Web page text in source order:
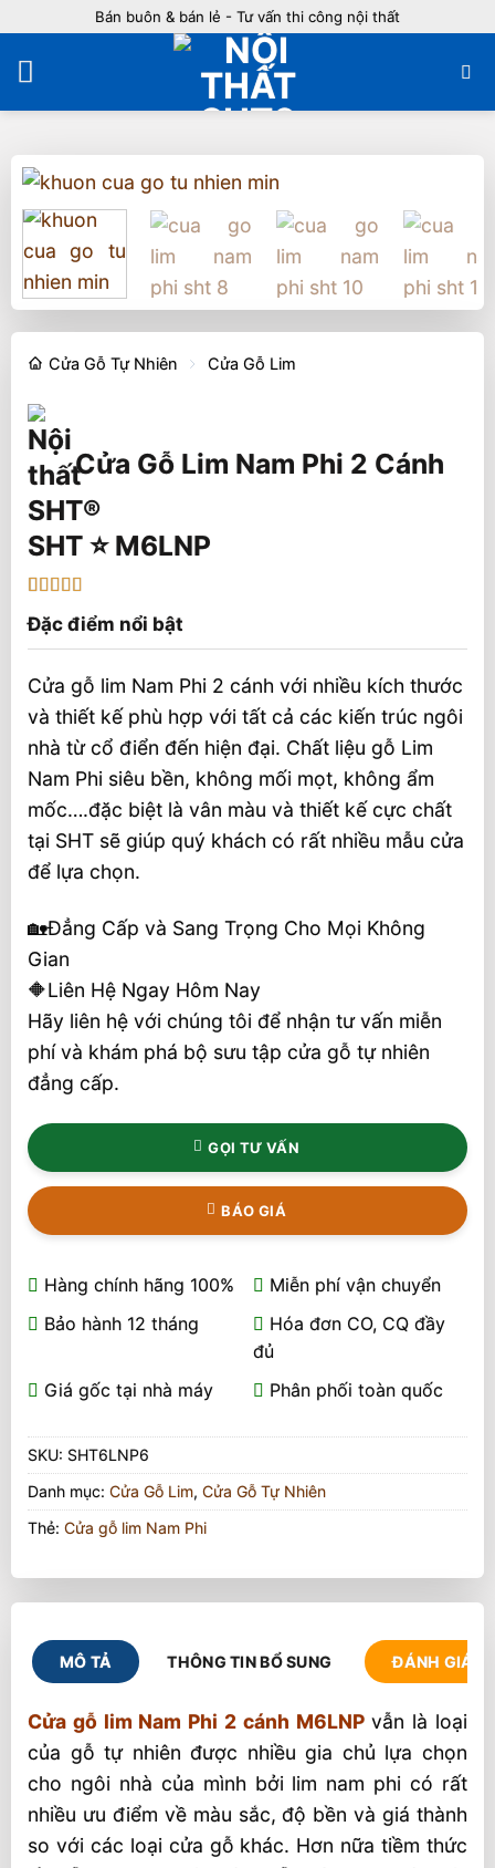
nội
dung
Bán buôn & bán lẻ - Tư vấn thi công nội thất
Cửa Gỗ Tự Nhiên Cửa Gỗ Lim
Cửa Gỗ Lim Nam Phi 2 Cánh
SHT ⭐️ M6LNP
trên 5 dựa
trênđánh
giá
Đặc điểm nổi bật
Cửa gỗ lim Nam Phi 2 cánh với nhiều kích thước
và thiết kế phù hợp với tất cả các kiến trúc ngôi
nhà từ cổ điển đến hiện đại. Chất liệu gỗ Lim
Nam Phi siêu bền, không mối mọt, không ẩm
mốc….đặc biệt là vân màu và thiết kế cực chất
tại SHT sẽ giúp quý khách có rất nhiều mẫu cửa
để lựa chọn.
🏡Đẳng Cấp và Sang Trọng Cho Mọi Không
Gian
🔶Liên Hệ Ngay Hôm Nay
Hãy liên hệ với chúng tôi để nhận tư vấn miễn
phí và khám phá bộ sưu tập cửa gỗ tự nhiên
đẳng cấp.
GỌI TƯ VẤN
BÁO GIÁ
Hàng chính hãng 100%
Miễn phí vận chuyển
Bảo hành 12 tháng
Hóa đơn CO, CQ đầy
đủ
Giá gốc tại nhà máy
Phân phối toàn quốc
SKU: SHT6LNP6
Danh mục: Cửa Gỗ Lim, Cửa Gỗ Tự Nhiên
Thẻ: Cửa gỗ lim Nam Phi
MÔ TẢ THÔNG TIN BỔ SUNG ĐÁNH GIÁ
Cửa gỗ lim Nam Phi 2 cánh M6LNPvẫn là loại
của gỗ tự nhiên được nhiều gia chủ lựa chọn
cho ngôi nhà của mình bởi lim nam phi có rất
nhiều ưu điểm về màu sắc, độ bền và giá thành
so với các loại cửa gỗ khác. Hơn nữa tiềm thức